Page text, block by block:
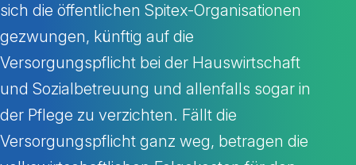
sich die öffentlichen Spitex-Organisationen
gezwungen, künftig auf die
Versorgungspflicht bei der Hauswirtschaft
und Sozialbetreuung und allenfalls sogar in
der Pflege zu verzichten. Fällt die
Versorgungspflicht ganz weg, betragen die